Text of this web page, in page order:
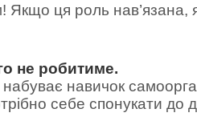
ця роль нав’язана,
не робитиме.
навичок
себе спонукати до